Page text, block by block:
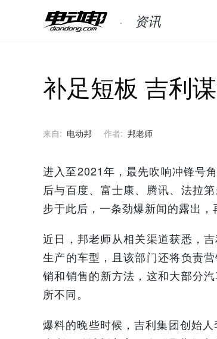
资讯
补足短板 吉利
来自: 电动邦 作者: 邦老师
进入至2021年，最先吹响冲锋号
后与百度、富士康、腾讯、法拉
步于此后，一条劲爆新闻的露出，
近日，邦老师从相关渠道获悉，
生产的车型，且该部门还将负责
销和销售的新方法，这和大部分
所不同。
爆料的晚些时候，吉利集团创始